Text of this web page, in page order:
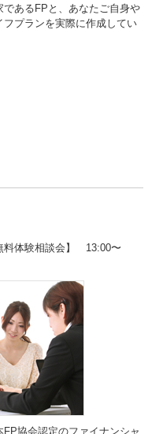
あるFPと、あなたご自身や
プランを実際に作成してい
料体験相談会】 13:00〜
協会認定のファイナンシャ